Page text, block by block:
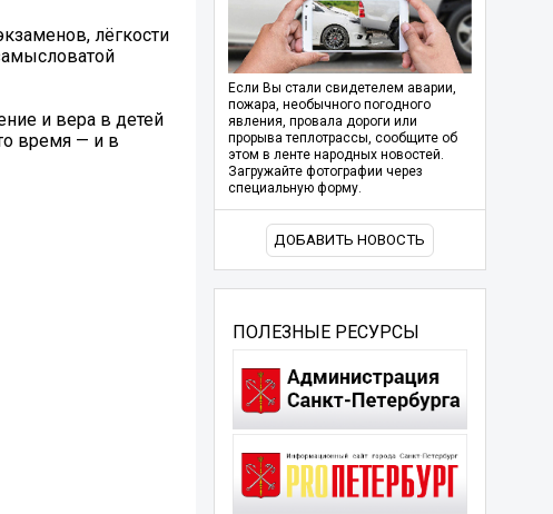
лёгкости
и вера в детей
время — и в
Если Вы стали свидетелем аварии,
пожара, необычного погодного
явления, провала дороги или
прорыва теплотрассы, сообщите об
этом в ленте народных новостей.
Загружайте фотографии через
специальную форму.
ДОБАВИТЬ НОВОСТЬ
ПОЛЕЗНЫЕ РЕСУРСЫ